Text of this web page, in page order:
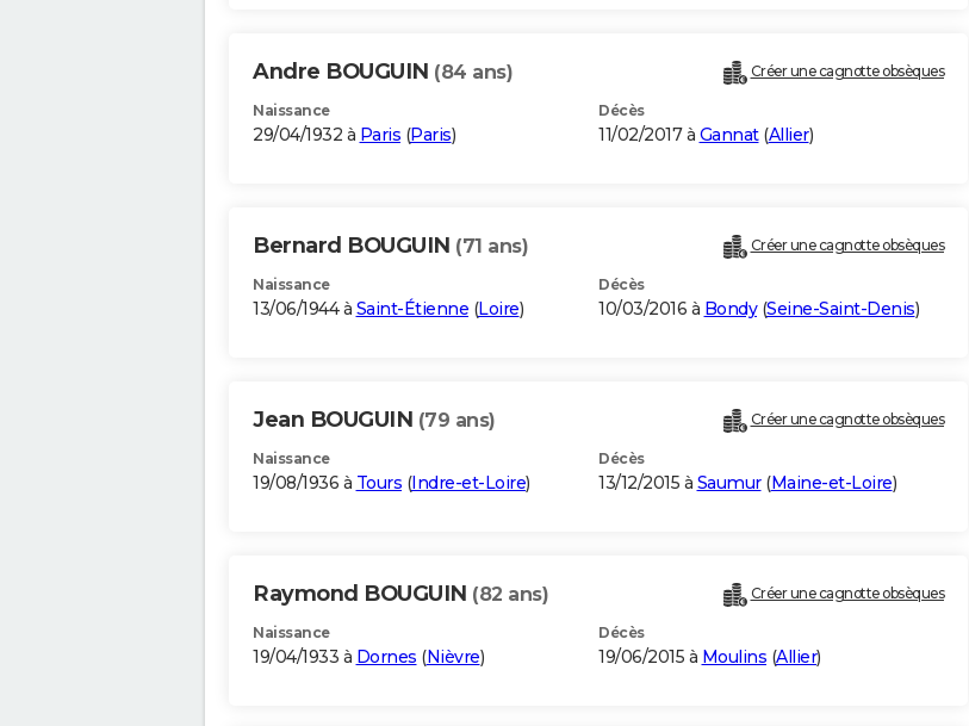
Andre BOUGUIN (84 ans) Créer une cagnotte obsèques
Naissance
29/04/1932 à Paris (Paris)
Décès
11/02/2017 à Gannat(Allier)
Bernard BOUGUIN (71 ans) Créer une cagnotte obsèques
Naissance
13/06/1944 à Saint-Étienne (Loire)
Décès
10/03/2016 à Bondy(Seine-Saint-Denis)
Jean BOUGUIN (79 ans) Créer une cagnotte obsèques
Naissance
19/08/1936 à Tours (Indre-et-Loire)
Décès
13/12/2015 à Saumur(Maine-et-Loire)
Raymond BOUGUIN (82 ans) Créer une cagnotte obsèques
Naissance
19/04/1933 à Dornes (Nièvre)
Décès
19/06/2015 à Moulins (Allier)